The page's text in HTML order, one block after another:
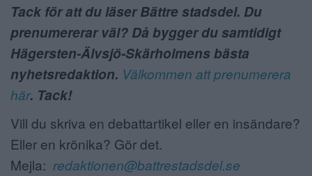
Tack för att du läser Bättre stadsdel. Du
prenumererar väl? Då bygger du samtidigt
Hägersten-Älvsjö-Skärholmens bästa
nyhetsredaktion. Välkommen att prenumerera
här. Tack!
Vill du skriva en debattartikel eller en insändare?
Eller en krönika? Gör det.
Mejla: redaktionen@battrestadsdel.se